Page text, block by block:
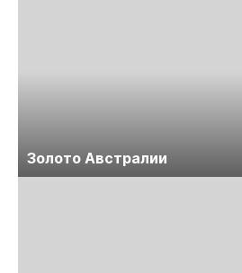
Золото Австралии